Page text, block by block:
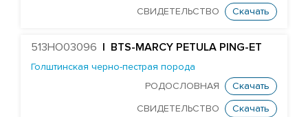
Farnear Delta-Beta 241-ET
MR UNO DESIGN 1428-ET
СВИДЕТЕЛЬСТВО Скачать
513HO03096 | BTS-MARCY PETULA PING-ET
Голштинская черно-пестрая порода
РОДОСЛОВНАЯ
Скачать
СВИДЕТЕЛЬСТВО Скачать